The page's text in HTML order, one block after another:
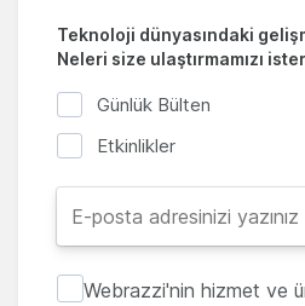
Teknoloji dünyasındaki
Neleri size ulaştırmamızı
Günlük Bülten
Etkinlikler
Webrazzi'nin hizmet ve